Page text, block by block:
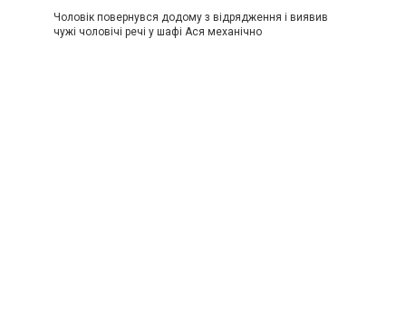
Чоловік повернувся додому з відрядження і виявив
чужі чоловічі речі у шафі Ася механічно